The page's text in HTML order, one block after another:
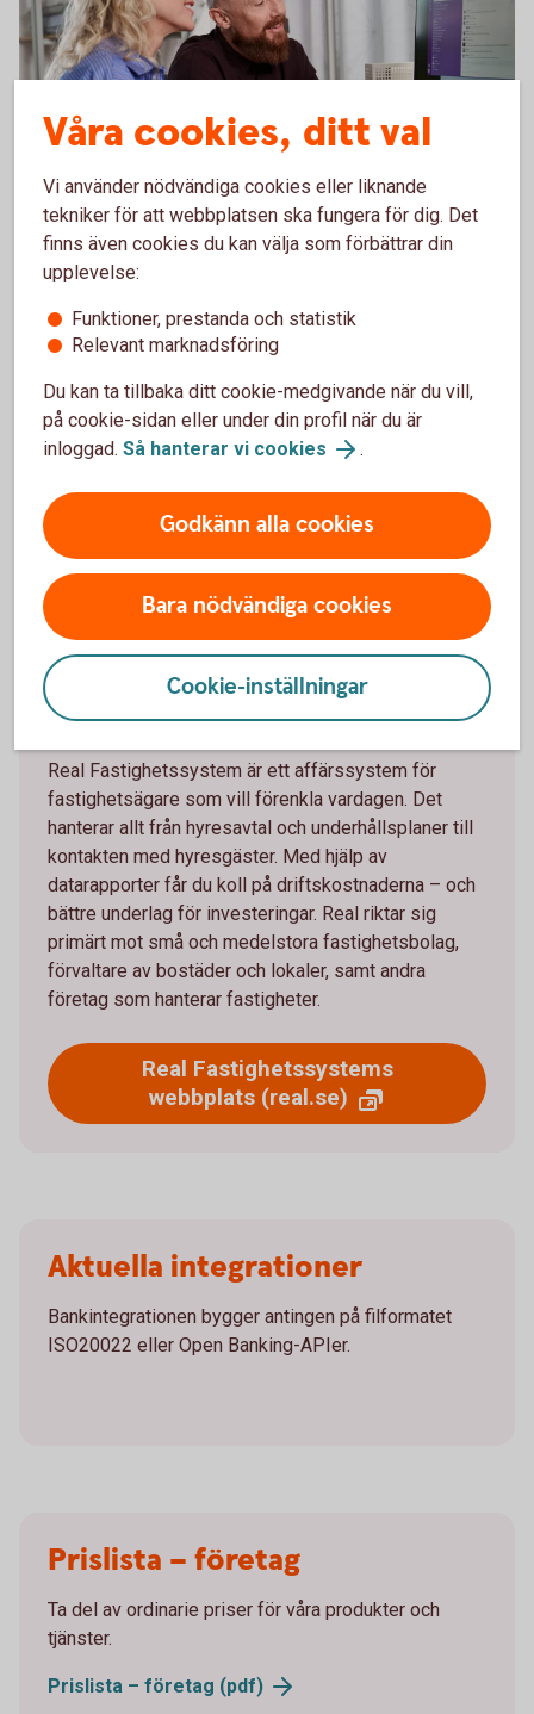
Hantera er ekonomi på ett
enkelt,
sätt med bankintegration.
Real
Om Real Fastighetssystem
Real Fastighetssystem är ett affärssystem för
fastighetsägare som vill förenkla vardagen. Det
hanterar allt från hyresavtal och underhållsplaner till
kontakten med hyresgäster. Med hjälp av
datarapporter får du koll på driftskostnaderna – och
bättre underlag för investeringar. Real riktar sig
primärt mot små och medelstora fastighetsbolag,
förvaltare av bostäder och lokaler, samt andra
företag som hanterar fastigheter.
Real Fastighetssystems
webbplats (real.se)
Aktuella integrationer
Bankintegrationen bygger antingen på filformatet
ISO20022 eller Open Banking-APIer.
Prislista – företag
Ta del av ordinarie priser för våra produkter och
tjänster.
Prislista – företag (pdf)
Våra cookies, ditt val
Vi använder nödvändiga cookies eller liknande
tekniker för att webbplatsen ska fungera för dig. Det
finns även cookies du kan välja som förbättrar din
upplevelse:
Funktioner, prestanda och statistik
Relevant marknadsföring
Du kan ta tillbaka ditt cookie-medgivande när du vill,
på cookie-sidan eller under din profil när du är
inloggad. Så hanterar vi cookies .
Godkänn alla cookies
Bara nödvändiga cookies
Cookie-inställningar